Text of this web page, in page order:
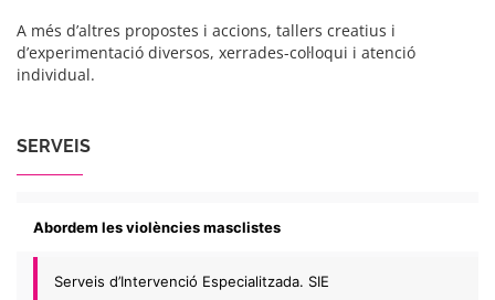
SERVEIS
Abordem les violències masclistes
Serveis d’Intervenció Especialitzada. SIE
A més d’altres propostes i accions, tallers creatius i
d’experimentació diversos, xerrades-col·loqui i atenció
individual.